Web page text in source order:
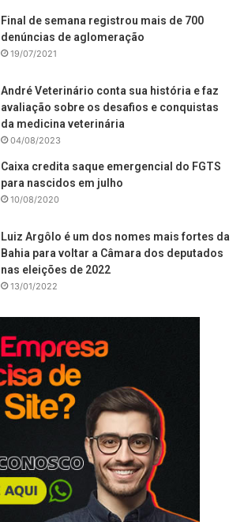
Final de semana registrou mais de 700
denúncias de aglomeração
19/07/2021
André Veterinário conta sua história e faz
avaliação sobre os desafios e conquistas
da medicina veterinária
04/08/2023
Caixa credita saque emergencial do FGTS
para nascidos em julho
10/08/2020
Luiz Argôlo é um dos nomes mais fortes da
Bahia para voltar a Câmara dos deputados
nas eleições de 2022
13/01/2022